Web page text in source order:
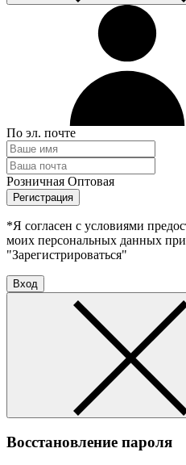
По эл. почте
Розничная Оптовая
Регистрация
*Я согласен с условиями
моих персональных данных
"Зарегистрироваться"
Вход
Восстановление пароля